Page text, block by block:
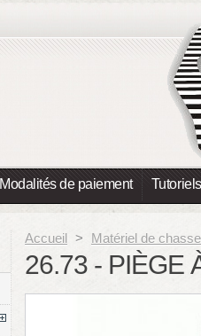
Modalités de paiement Tutoriels
Accueil > Matériel de chasse
26.73 - PIÈGE